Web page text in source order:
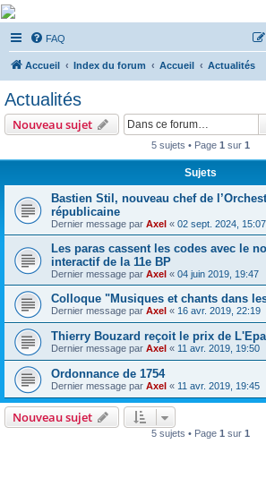
De Musicae Militari -
Forums
Forums de discussions
FAQ
Accueil Index du forum Accueil Actualités
Actualités
Nouveau sujet
5 sujets • Page 1 sur 1
Sujets
Bastien Stil, nouveau chef de
républicaine
Dernier message par Axel « 02 sept. 2024, 15:07
Les paras cassent les codes avec le
interactif de la 11e BP
Dernier message par Axel « 04 juin 2019, 19:47
Colloque "Musiques et chants dans
Dernier message par Axel « 16 avr. 2019, 22:19
Thierry Bouzard reçoit le prix de
Dernier message par Axel « 11 avr. 2019, 19:50
Ordonnance de 1754
Dernier message par Axel « 11 avr. 2019, 19:45
Nouveau sujet
5 sujets • Page 1 sur 1